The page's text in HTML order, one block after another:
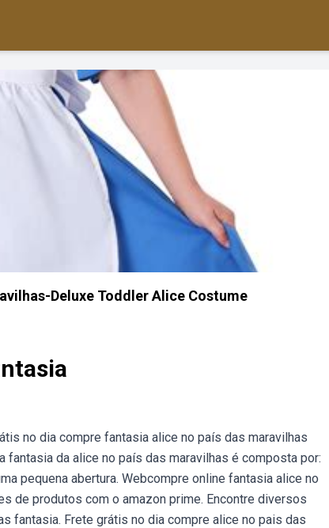
Deluxe Toddler Alice Costume
no dia compre fantasia alice no país das maravilhas
da alice no país das maravilhas é composta por:
pequena abertura. Webcompre online fantasia alice no
de produtos com o amazon prime. Encontre diversos
fantasia. Frete grátis no dia compre alice no pais das